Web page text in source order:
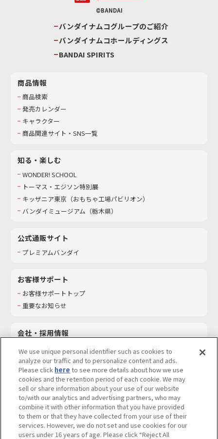
©BANDAI
バンダイナムコグループのご紹介
バンダイナムコホールディングス
BANDAI SPIRITS
商品情報
商品検索
発売カレンダー
キャラクター
商品関連サイト・SNS一覧
知る・楽しむ
WONDER! SCHOOL
トーマス・エジソン特別展
キッザニア東京（おもちゃ工場パビリオン）​
バンダイミュージアム（栃木県）
公式通販サイト
プレミアムバンダイ
お客様サポート
お客様サポートトップ
重要なお知らせ
会社・採用情報
採用情報
サステナビリティ
お問い合わせ
ウェブサイトご利用条件 ソーシャルメディアポリシー
We use unique personal identifier such as cookies to
analyze our traffic and to personalize content and ads.
Please click here to see more details about how we use
cookies and the retention period of each cookie. We may
sell or share information about your use of our website
to/with our analytics and advertising partners, who may
combine it with other information that you have provided
to them or that they have collected from your use of their
services. However, we do not set and use cookies for our
users under 16 years of age. Please click “Reject All